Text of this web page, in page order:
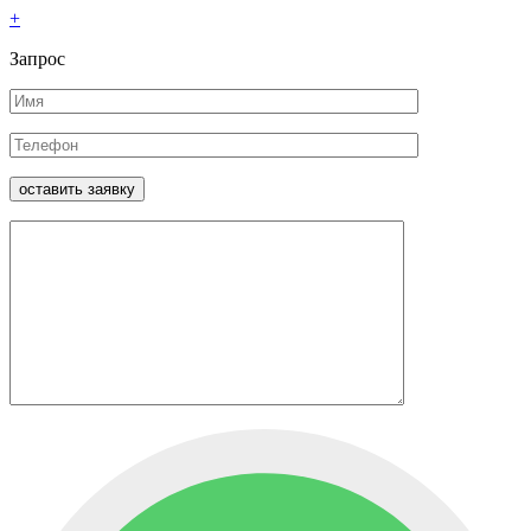
+
Запрос